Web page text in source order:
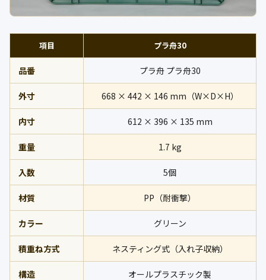
項目 プラ舟30
品番 プラ舟 プラ舟30
外寸 668 × 442 × 146 mm（W×D×H）
内寸 612 × 396 × 135 mm
重量 1.7 kg
入数 5個
材質 PP（耐衝撃）
カラー グリーン
積重ね方式 ネスティング式（入れ子収納）
構造 オールプラスチック製